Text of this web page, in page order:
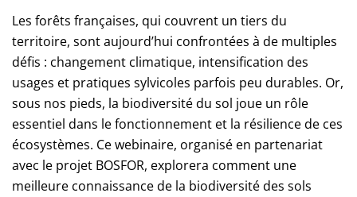
Les forêts françaises, qui couvrent un tiers du
territoire, sont aujourd’hui confrontées à de multiples
défis : changement climatique, intensification des
usages et pratiques sylvicoles parfois peu durables. Or,
sous nos pieds, la biodiversité du sol joue un rôle
essentiel dans le fonctionnement et la résilience de ces
écosystèmes. Ce webinaire, organisé en partenariat
avec le projet BOSFOR, explorera comment une
meilleure connaissance de la biodiversité des sols